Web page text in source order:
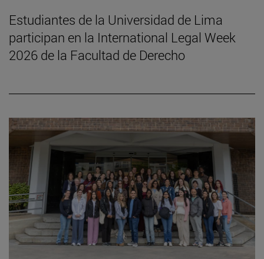
Estudiantes de la Universidad de Lima
participan en la International Legal Week
2026 de la Facultad de Derecho